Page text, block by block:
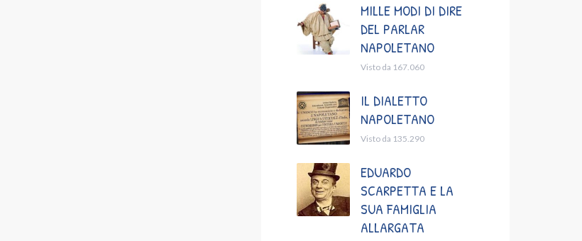
MILLE MODI DI DIRE
DEL PARLAR
NAPOLETANO
Visto da 167.060
IL DIALETTO
NAPOLETANO
Visto da 135.290
EDUARDO
SCARPETTA E LA
SUA FAMIGLIA
ALLARGATA